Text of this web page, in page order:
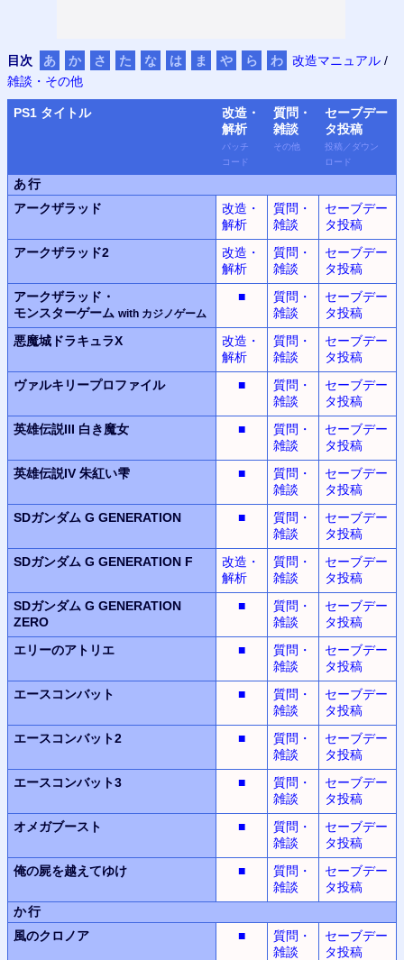
目次 あ か さ た な は ま や ら わ 改造マニュアル /
雑談・その他
PS1 タイトル
改造・
解析
パッチ
コード
質問・
雑談
その他
セーブデー
タ投稿
投稿 ／ ダウン
ロード
あ行
アークザラッド
改造・
解析
質問・
雑談
セーブデー
タ投稿
アークザラッド2
改造・
解析
質問・
雑談
セーブデー
タ投稿
アークザラッド・
モンスターゲーム with カジノゲーム
■
質問・
雑談
セーブデー
タ投稿
悪魔城ドラキュラX
改造・
解析
質問・
雑談
セーブデー
タ投稿
ヴァルキリープロファイル
■
質問・
雑談
セーブデー
タ投稿
英雄伝説III 白き魔女 ■
質問・
雑談
セーブデー
タ投稿
英雄伝説IV 朱紅い雫 ■
質問・
雑談
セーブデー
タ投稿
SDガンダム G GENERATION
■
質問・
雑談
セーブデー
タ投稿
SDガンダム G GENERATION F
改造・
解析
質問・
雑談
セーブデー
タ投稿
SDガンダム G GENERATION
ZERO
■
質問・
雑談
セーブデー
タ投稿
エリーのアトリエ
■
質問・
雑談
セーブデー
タ投稿
エースコンバット
■
質問・
雑談
セーブデー
タ投稿
エースコンバット2
■
質問・
雑談
セーブデー
タ投稿
エースコンバット3
■
質問・
雑談
セーブデー
タ投稿
オメガブースト
■
質問・
雑談
セーブデー
タ投稿
俺の屍を越えてゆけ
■
質問・
雑談
セーブデー
タ投稿
か行
風のクロノア
■
質問・
雑談
セーブデー
タ投稿